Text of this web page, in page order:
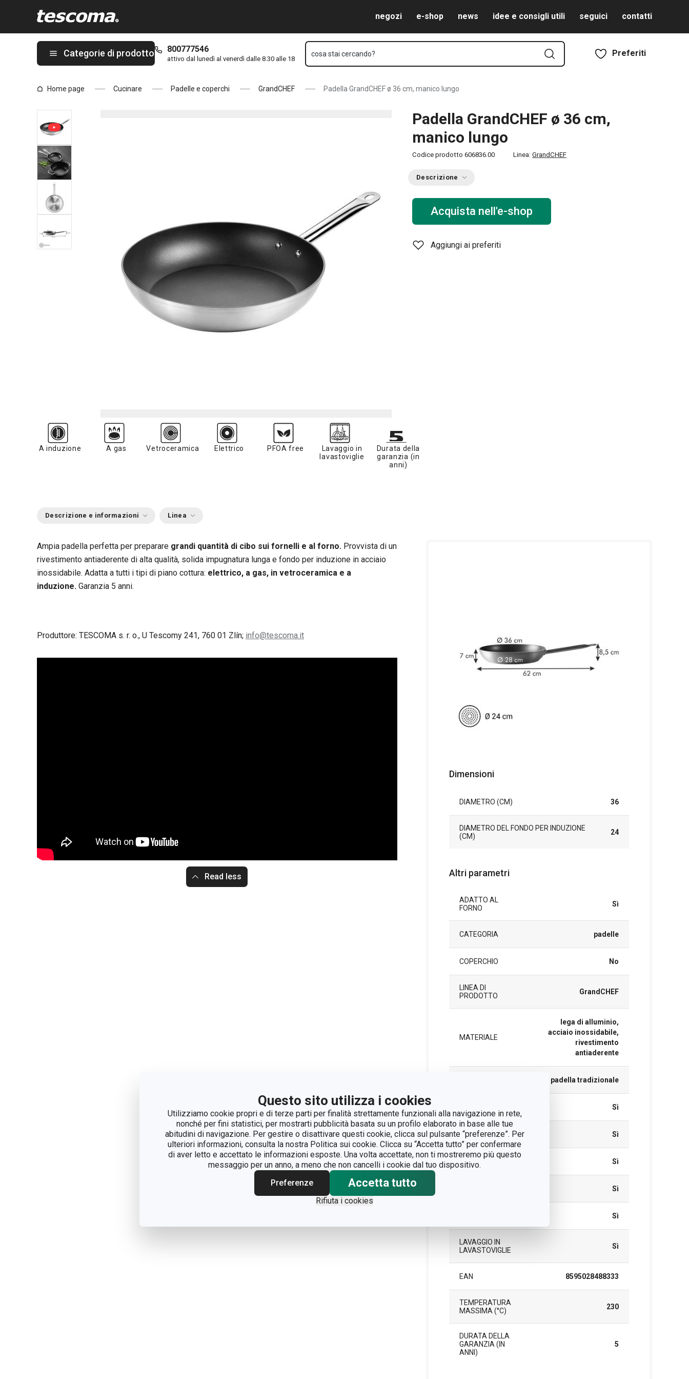
Questo sito utilizza i cookies
Utilizziamo cookie propri e di terze parti per finalità strettamente funzionali alla navigazione in rete,
nonché per fini statistici, per mostrarti pubblicità basata su un profilo elaborato in base alle tue
abitudini di navigazione. Per gestire o disattivare questi cookie, clicca sul pulsante “preferenze”. Per
ulteriori informazioni, consulta la nostra Politica sui cookie. Clicca su “Accetta tutto” per confermare
di aver letto e accettato le informazioni esposte. Una volta accettate, non ti mostreremo più questo
messaggio per un anno, a meno che non cancelli i cookie dal tuo dispositivo.
Preferenze
Accetta tutto
Rifiuta i cookies
negozi e-shop news idee e consigli utili seguici contatti
Categorie di prodotto 800777546
attivo dal lunedì al venerdì dalle 8.30 alle 18
cosa stai cercando? Preferiti
Home page Cucinare Padelle e coperchi GrandCHEF Padella GrandCHEF ø 36 cm, manico lungo
Padella GrandCHEF ø 36 cm,
manico lungo
Codice prodotto 606836.00 Linea: GrandCHEF
Descrizione
Acquista nell'e-shop
Aggiungi ai preferiti
A induzione A gas Vetroceramica Elettrico PFOA free
Lavaggio in
lavastoviglie
Durata della
garanzia (in
anni)
Descrizione e informazioni Linea
Ampia padella perfetta per preparare grandi quantità di cibo sui fornelli e al forno. Provvista di un
rivestimento antiaderente di alta qualità, solida impugnatura lunga e fondo per induzione in acciaio
inossidabile. Adatta a tutti i tipi di piano cottura: elettrico, a gas, in vetroceramica e a
induzione. Garanzia 5 anni.
Produttore: TESCOMA s. r. o., U Tescomy 241, 760 01 Zlín; info@tescoma.it
Read less
Dimensioni
DIAMETRO (CM) 36
DIAMETRO DEL FONDO PER INDUZIONE
(CM)
24
Altri parametri
ADATTO AL
FORNO
Sì
CATEGORIA padelle
COPERCHIO No
LINEA DI
PRODOTTO
GrandCHEF
MATERIALE
lega di alluminio,
acciaio inossidabile,
rivestimento
antiaderente
padella tradizionale
Sì
A GAS Sì
VETROCERAMICA Sì
Sì
Sì
LAVAGGIO IN
LAVASTOVIGLIE
Sì
EAN 8595028488333
TEMPERATURA
MASSIMA (°C)
230
DURATA DELLA
GARANZIA (IN
ANNI)
5